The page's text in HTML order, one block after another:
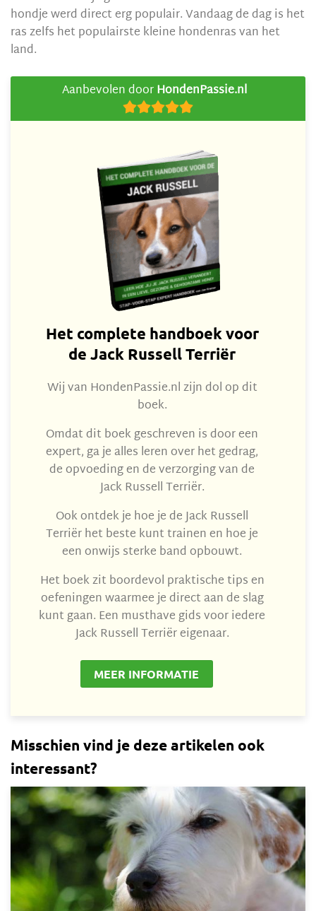
hondje werd direct erg populair. Vandaag de dag is het
ras zelfs het populairste kleine hondenras van het
land.
Aanbevolen doorHondenPassie.nl
Het complete handboek voor
de Jack Russell Terriër
Wij van HondenPassie.nl zijn dol op dit
boek.
Omdat dit boek geschreven is door een
expert, ga je alles leren over het gedrag,
de opvoeding en de verzorging van de
Jack Russell Terriër.
Ook ontdek je hoe je de Jack Russell
Terriër het beste kunt trainen en hoe je
een onwijs sterke band opbouwt.
Het boek zit boordevol praktische tips en
oefeningen waarmee je direct aan de slag
kunt gaan. Een musthave gids voor iedere
Jack Russell Terriër eigenaar.
MEER INFORMATIE
Misschien vind je deze artikelen ook
interessant?